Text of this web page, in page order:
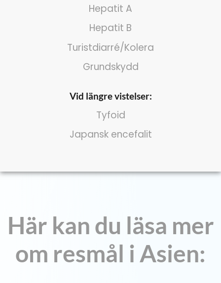
Hepatit A
Hepatit B
Turistdiarré/Kolera
Grundskydd
Vid längre vistelser:
Tyfoid
Japansk encefalit
Här kan du läsa mer
om resmål i Asien: